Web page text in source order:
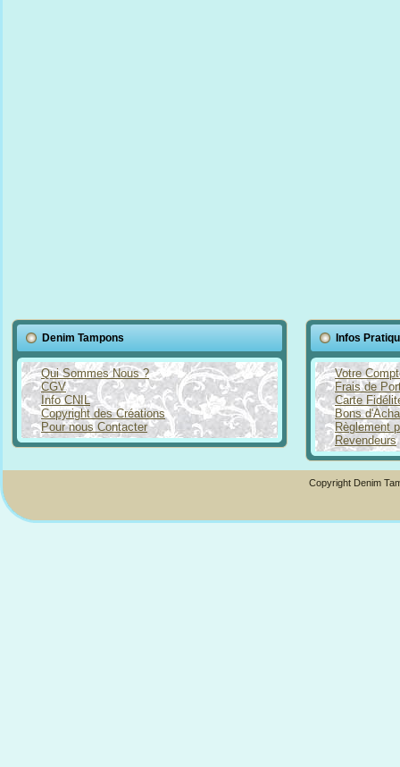
Denim Tampons
Qui Sommes Nous ?
CGV
Info CNIL
Copyright des Créations
Pour nous Contacter
Infos
Votre
Frais de
Carte
Bons
Règlement
Revendeurs
Copyright Denim